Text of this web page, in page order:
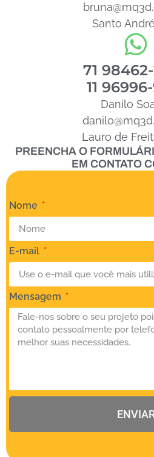
Santo
71
11
Danilo
Lauro de
PREENCHA O
EM CONTATO
Nome
E-mail
Mensagem